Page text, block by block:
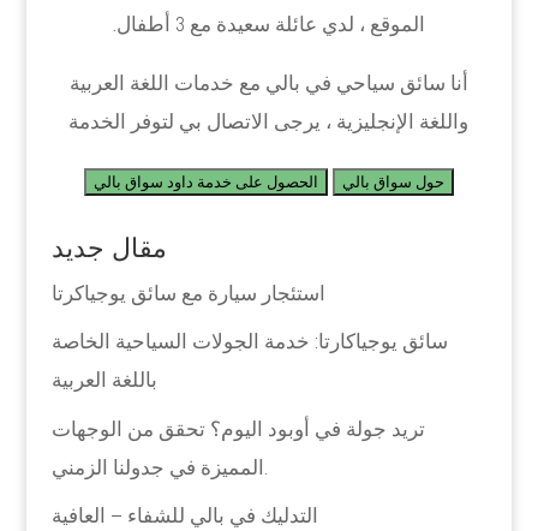
الموقع ، لدي عائلة سعيدة مع 3 أطفال.
أنا سائق سياحي في بالي مع خدمات اللغة العربية
واللغة الإنجليزية ، يرجى الاتصال بي لتوفر الخدمة
الحصول على خدمة داود سواق بالي حول سواق بالي
مقال جديد
استئجار سيارة مع سائق يوجياكرتا
سائق يوجياكارتا: خدمة الجولات السياحية الخاصة
باللغة العربية
تريد جولة في أوبود اليوم؟ تحقق من الوجهات
المميزة في جدولنا الزمني.
التدليك في بالي للشفاء – العافية